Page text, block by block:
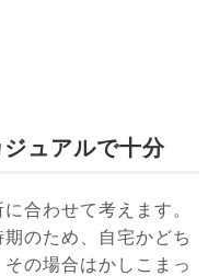
ュアルで十分
合わせて考えます。
のため、自宅かどち
の場合はかしこまっ